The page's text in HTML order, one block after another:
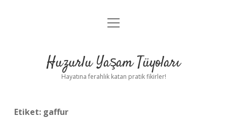
Anasayfa
Yasal Uyarı
menüyü
Huzurlu Yaşam Tüyoları
Hayatına ferahlık katan pratik fikirler!
Etiket: gaffur